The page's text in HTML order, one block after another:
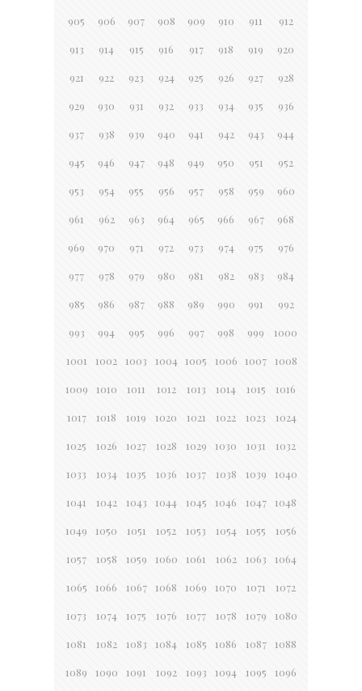
905 906 907 908 909 910 911 912
913 914 915 916 917 918 919 920
921 922 923 924 925 926 927 928
929 930 931 932 933 934 935 936
937 938 939 940 941 942 943 944
945 946 947 948 949 950 951 952
953 954 955 956 957 958 959 960
961 962 963 964 965 966 967 968
969 970 971 972 973 974 975 976
977 978 979 980 981 982 983 984
985 986 987 988 989 990 991 992
993 994 995 996 997 998 999 1000
1001 1002 1003 1004 1005 1006 1007 1008
1009 1010 1011 1012 1013 1014 1015 1016
1017 1018 1019 1020 1021 1022 1023 1024
1025 1026 1027 1028 1029 1030 1031 1032
1033 1034 1035 1036 1037 1038 1039 1040
1041 1042 1043 1044 1045 1046 1047 1048
1049 1050 1051 1052 1053 1054 1055 1056
1057 1058 1059 1060 1061 1062 1063 1064
1065 1066 1067 1068 1069 1070 1071 1072
1073 1074 1075 1076 1077 1078 1079 1080
1081 1082 1083 1084 1085 1086 1087 1088
1089 1090 1091 1092 1093 1094 1095 1096